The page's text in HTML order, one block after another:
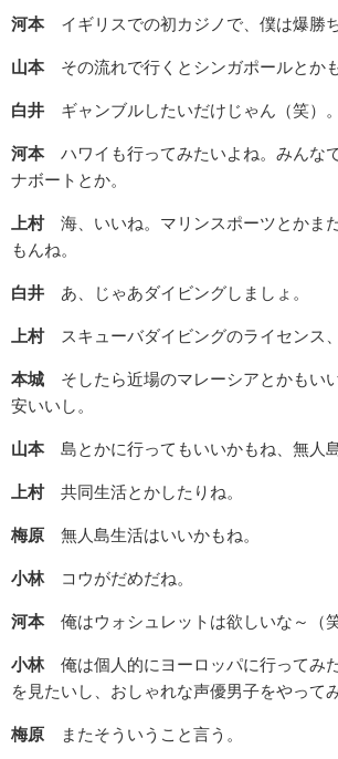
河本イギリスでの初カジノで、僕は爆勝ち
山本その流れで行くとシンガポールとかも
白井 ギャンブルしたいだけじゃん（笑）。
河本ハワイも行ってみたいよね。みんな
ナボートとか。
上村海、いいね。マリンスポーツとかま
もんね。
白井 あ、じゃあダイビングしましょ。
上村スキューバダイビングのライセンス
本城 そしたら近場のマレーシアとかもい
安いいし。
山本島とかに行ってもいいかもね、無人島
上村共同生活とかしたりね。
梅原 無人島生活はいいかもね。
小林 コウがだめだね。
河本俺はウォシュレットは欲しいな～（笑
小林俺は個人的にヨーロッパに行ってみ
を見たいし、おしゃれな声優男子をやって
梅原 またそういうこと言う。